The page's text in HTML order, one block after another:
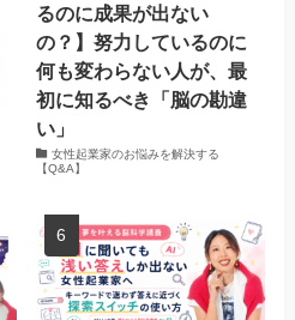
るのに成果が出ない
の？】努力しているのに
何も変わらない人が、最
初に知るべき「脳の勘違
い」
女性起業家のお悩みを解決する
【Q&A】